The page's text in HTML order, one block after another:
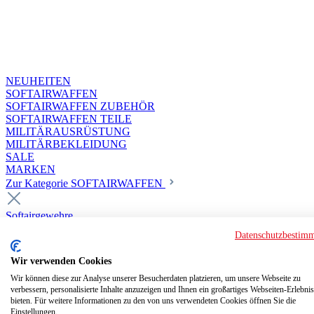
NEUHEITEN
SOFTAIRWAFFEN
SOFTAIRWAFFEN ZUBEHÖR
SOFTAIRWAFFEN TEILE
MILITÄRAUSRÜSTUNG
MILITÄRBEKLEIDUNG
SALE
MARKEN
Zur Kategorie SOFTAIRWAFFEN
Softairgewehre
Deluxe Custom Guns ab 18
Softair elektrisch ab 18
Softair elektrisch ab 14
Softair gasbetrieben ab 18
Softair HPA Luftdruck ab 18
Historische Softairwaffen
Wir verwenden Cookies
Wir können diese zur Analyse unserer Besucherdaten platzieren, um unsere Webseite zu
verbessern, personalisierte Inhalte anzuzeigen und Ihnen ein großartiges Webseiten-
bieten. Für weitere Informationen zu den von uns verwendeten Cookies öffnen Sie die
Einstellungen.